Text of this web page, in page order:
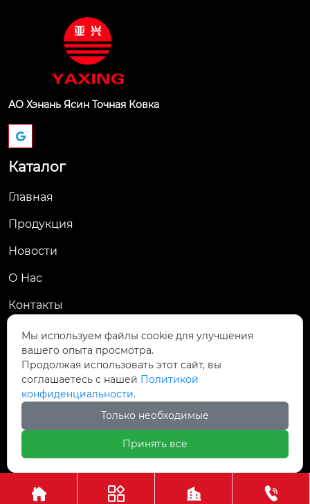
АО Хэнань Ясин Точная Ковка
Каталог
Главная
Продукция
Новости
О Hас
Контакты
Контакты

Пров. Хэнань, г. Цзяоцзо, уезд Учжи, промзона
Чжаньдянь, ул. Промышленная Средняя
+86-18237110602
Авторское право©АО Хэнань Ясин Точная Ковка
   
Мы используем файлы cookie для улучшения
вашего опыта просмотра.
Продолжая использовать этот сайт, вы
соглашаетесь с нашей Политикой
конфиденциальности.
Только необходимые
Принять все